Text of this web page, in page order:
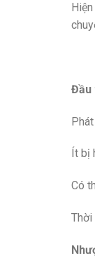
Đầu
Ít bị
Có
Thời